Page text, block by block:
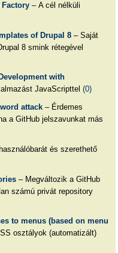
Factory– A cél nélküli
of Drupal 8– Saját
8 smink rétegével
with
JavaScripttel (0)
attack– Érdemes
a GitHub jelszavunkat más
és szerethető
– Megváltozik a GitHub
számú privát repository
to menus (based on menu
osztályok (automatizált)